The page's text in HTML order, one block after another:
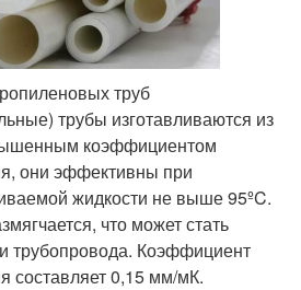
труб
трубы изготавливаются из
коэффициентом
они эффективны при
жидкости не выше 95ºC.
что может стать
трубопровода. Коэффициент
составляет 0,15 мм/мК.